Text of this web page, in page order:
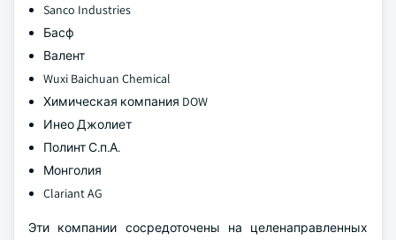
Sanco Industries
Басф
Валент
Wuxi Baichuan Chemical
Химическая компания DOW
Инео Джолиет
Полинт С.п.А.
Монголия
Clariant AG
Эти компании сосредоточены на целенаправленных